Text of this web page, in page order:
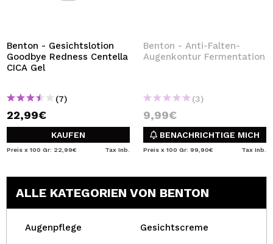
Benton - Gesichtslotion
Goodbye Redness Centella
CICA Gel
(7)
22,99€
KAUFEN
Preis x 100 Gr: 22,99€ Tax Inb.
Benton - Anti-Falten-
Augenkontur Fermentation
(3)
9,99€
BENACHRICHTIGE MICH
Preis x 100 Gr: 99,90€ Tax Inb.
ALLE KATEGORIEN VON BENTON
Augenpflege Gesichtscreme